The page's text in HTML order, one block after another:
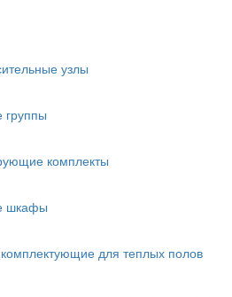
узлы
группы
комплекты
шкафы
для теплых полов